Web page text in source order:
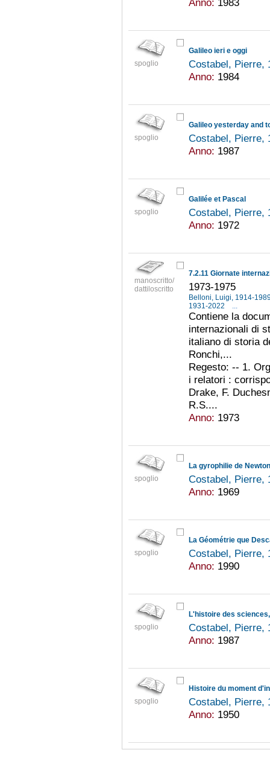
Anno: 1983
spoglio
Galileo ieri e oggi
Costabel, Pierre,
Anno: 1984
spoglio
Galileo yesterday and
Costabel, Pierre,
Anno: 1987
spoglio
Galilée et Pascal
Costabel, Pierre,
Anno: 1972
manoscritto/
dattiloscritto
1973-1975
Belloni, Luigi, 1914-
1931-2022
...
Contiene la
internazionali di
italiano di storia
Ronchi,...
Regesto: -- 1.
i relatori :
Drake, F.
R.S....
Anno: 1973
spoglio
La gyrophilie de
Costabel, Pierre,
Anno: 1969
spoglio
La Géométrie que
Costabel, Pierre,
Anno: 1990
spoglio
L'histoire des
Costabel, Pierre,
Anno: 1987
spoglio
Histoire du moment
Costabel, Pierre,
Anno: 1950